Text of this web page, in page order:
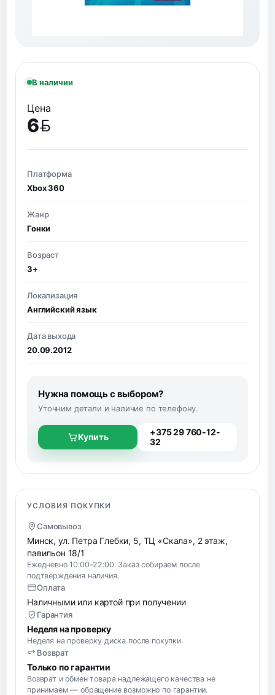
В наличии
Цена
6
BYN
Платформа
Xbox 360
Жанр
Гонки
Возраст
3+
Локализация
Английский язык
Дата выхода
20.09.2012
Нужна помощь с выбором?
Уточним детали и наличие по телефону.
Купить
+375 29 760-12-
32
УСЛОВИЯ ПОКУПКИ
Самовывоз
Минск, ул. Петра Глебки, 5, ТЦ «Скала», 2 этаж,
павильон 18/1
Ежедневно 10:00–22:00. Заказ собираем после
подтверждения наличия.
Оплата
Наличными или картой при получении
Гарантия
Неделя на проверку
Неделя на проверку диска после покупки.
Возврат
Только по гарантии
Возврат и обмен товара надлежащего качества не
принимаем — обращение возможно по гарантии.